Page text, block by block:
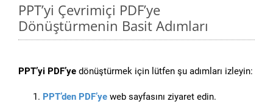
PPT’yi Çevrimiçi PDF’ye
Dönüştürmenin Basit Adımları
PPT’yi PDF’ye dönüştürmek için lütfen şu adımları izleyin:
PPT’den PDF’ye web sayfasını ziyaret edin.